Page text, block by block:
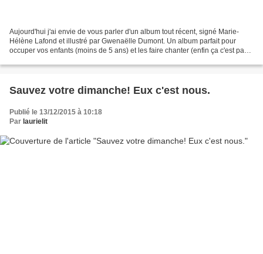
Aujourd'hui j'ai envie de vous parler d'un album tout récent, signé Marie-
Hélène Lafond et illustré par Gwenaëlle Dumont. Un album parfait pour
occuper vos enfants (moins de 5 ans) et les faire chanter (enfin ça c'est pas
Sauvez votre dimanche! Eux c'est nous.
Publié le 13/12/2015 à 10:18
Par laurielit